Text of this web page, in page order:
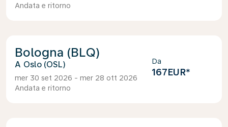
Andata e ritorno
Bologna (BLQ)
Oslo (OSL)
mer 30 set 2026 - mer 28 ott 2026
Andata e ritorno
Da
167EUR*